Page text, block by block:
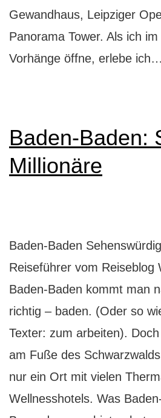
Gewandhaus, Leipziger
Panorama Tower. Als ich
Vorhänge öffne, erlebe ich…
Baden-Baden:
Millionäre
Baden-Baden
Reiseführer vom Reiseblog
Baden-Baden kommt man
richtig – baden. (Oder so
Texter: zum arbeiten).
am Fuße des
nur ein Ort mit vielen
Wellnesshotels. Was